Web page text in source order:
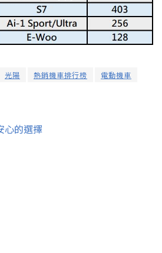
光陽 熱銷機車排行榜 電動機車
心的選擇